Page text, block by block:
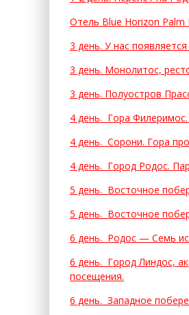
Отель Blue Horizon Palm
3 день. У нас
3 день. Монолитос,
3 день. Полуостров
4 день. Гора
4 день. Сорони. Гора
4 день. Город Родос.
5 день. Восточное
5 день. Восточное
6 день. Родос — Семь
6 день. Город Линдос,
посещения.
6 день. Западное